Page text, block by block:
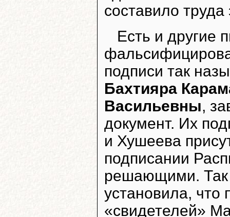
составило
Есть и другие
подписи так
Бахтияра
Васильевны,
документ. Их
и Хушеева
подписании
решающими. Так
установила, что
«свидетелей»